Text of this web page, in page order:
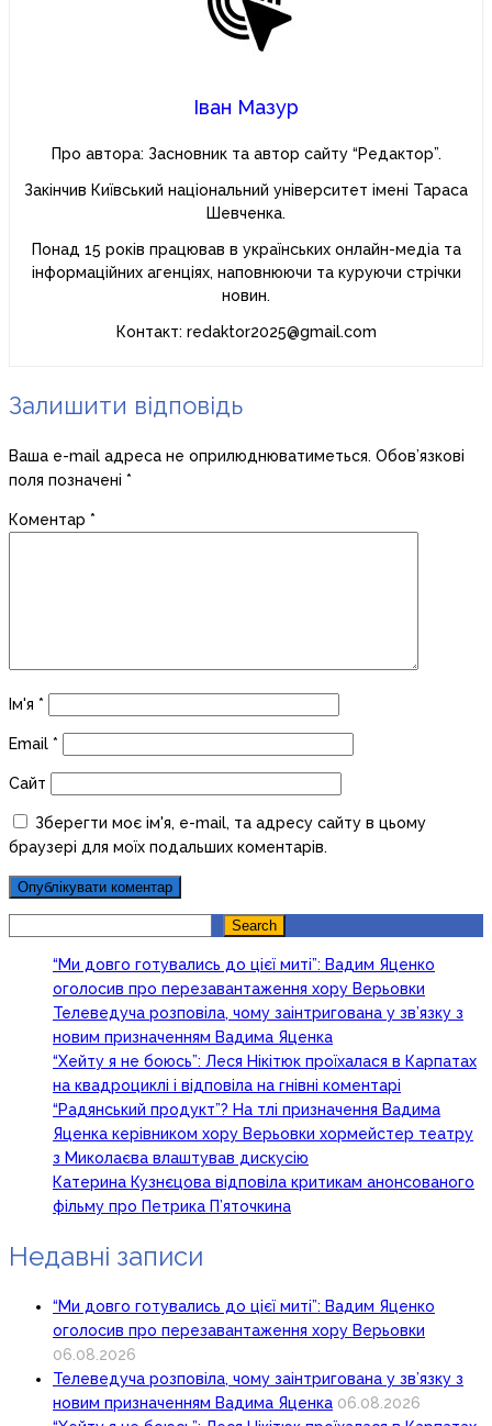
Іван Мазур
Про автора: Засновник та автор сайту “Редактор”.
Закінчив Київський національний університет імені Тараса
Шевченка.
Понад 15 років працював в українських онлайн-медіа та
інформаційних агенціях, наповнюючи та куруючи стрічки
новин.
Контакт: redaktor2025@gmail.com
Залишити відповідь
Ваша e-mail адреса не оприлюднюватиметься. Обов’язкові
поля позначені *
Коментар *
Ім'я *
Email *
Сайт
Зберегти моє ім'я, e-mail, та адресу сайту в цьому
браузері для моїх подальших коментарів.
Search
“Ми довго готувались до цієї миті”: Вадим Яценко
оголосив про перезавантаження хору Верьовки
Телеведуча розповіла, чому заінтригована у зв’язку з
новим призначенням Вадима Яценка
“Хейту я не боюсь”: Леся Нікітюк проїхалася в Карпатах
на квадроциклі і відповіла на гнівні коментарі
“Радянський продукт”? На тлі призначення Вадима
Яценка керівником хору Верьовки хормейстер театру
з Миколаєва влаштував дискусію
Катерина Кузнєцова відповіла критикам анонсованого
фільму про Петрика П’яточкина
Недавні записи
“Ми довго готувались до цієї миті”: Вадим Яценко
оголосив про перезавантаження хору Верьовки
06.08.2026
Телеведуча розповіла, чому заінтригована у зв’язку з
новим призначенням Вадима Яценка 06.08.2026